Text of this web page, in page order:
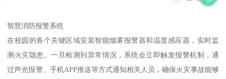
智慧消防报警系统
在校园的各个关键区域安装智能烟雾报警器和温度感应器，实时监
测火灾隐患。一旦检测到异常情况，系统会立即触发报警机制，通
过声光报警、手机APP推送等方式通知相关人员，确保火灾事故能够